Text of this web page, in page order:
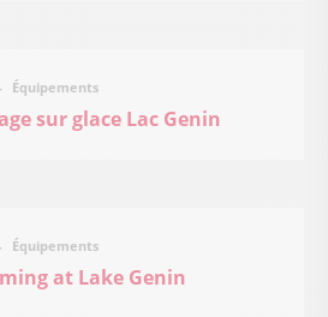
Équipements
sur glace Lac Genin
Équipements
at Lake Genin